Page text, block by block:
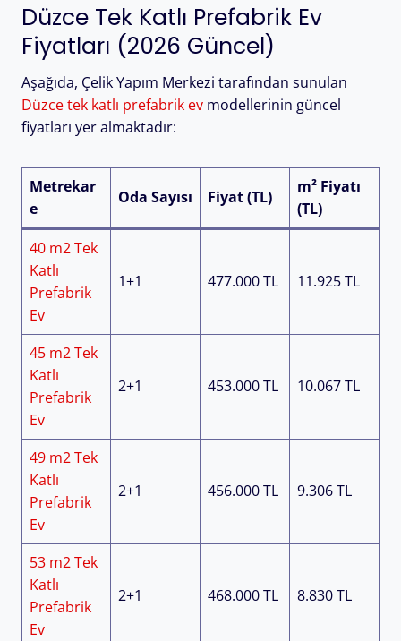
Düzce Tek Katlı Prefabrik Ev
Fiyatları (2026 Güncel)
Aşağıda, Çelik Yapım Merkezi tarafından sunulan
Düzce tek katlı prefabrik ev modellerinin güncel
fiyatları yer almaktadır:
Metrekar
e
Oda Sayısı Fiyat (TL)
m² Fiyatı
(TL)
40 m2 Tek
Katlı
Prefabrik
Ev
1+1 477.000 TL 11.925 TL
45 m2 Tek
Katlı
Prefabrik
Ev
2+1 453.000 TL 10.067 TL
49 m2 Tek
Katlı
Prefabrik
Ev
2+1 456.000 TL 9.306 TL
53 m2 Tek
Katlı
Prefabrik
Ev
2+1 468.000 TL 8.830 TL